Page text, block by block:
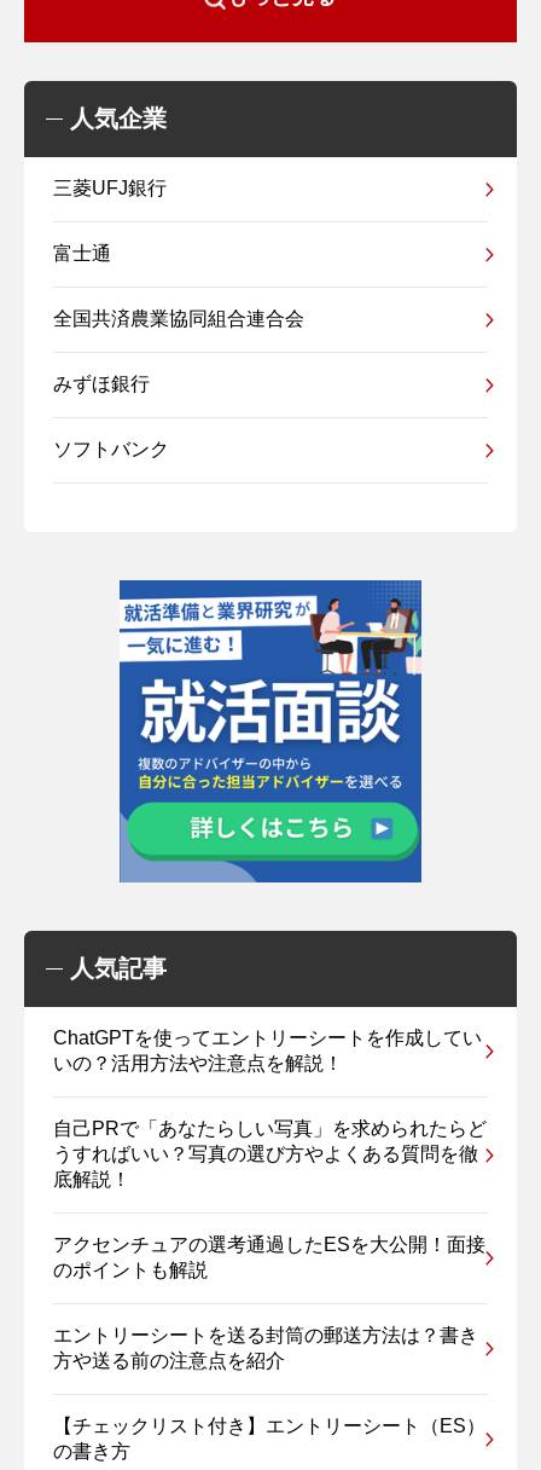
人気企業
三菱UFJ銀行
富士通
全国共済農業協同組合連合会
みずほ銀行
ソフトバンク
人気記事
ChatGPTを使ってエントリーシートを作成してい
いの？活用方法や注意点を解説！
自己PRで「あなたらしい写真」を求められたらど
うすればいい？写真の選び方やよくある質問を徹
底解説！
アクセンチュアの選考通過したESを大公開！面接
のポイントも解説
エントリーシートを送る封筒の郵送方法は？書き
方や送る前の注意点を紹介
【チェックリスト付き】エントリーシート（ES）
の書き方